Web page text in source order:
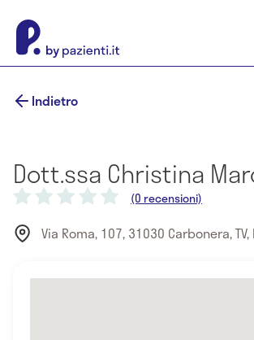
Indietro
Dott.ssa Christina
(0 recensioni)
Via Roma, 107, 31030 Carbonera,